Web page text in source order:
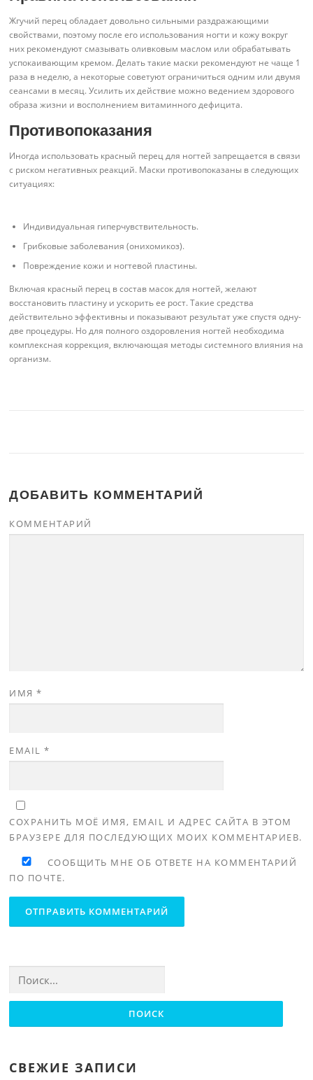
Жгучий перец обладает довольно сильными раздражающими
свойствами, поэтому после его использования ногти и кожу вокруг
них рекомендуют смазывать оливковым маслом или обрабатывать
успокаивающим кремом. Делать такие маски рекомендуют не чаще 1
раза в неделю, а некоторые советуют ограничиться одним или двумя
сеансами в месяц. Усилить их действие можно ведением здорового
образа жизни и восполнением витаминного дефицита.
Противопоказания
Иногда использовать красный перец для ногтей запрещается в связи
с риском негативных реакций. Маски противопоказаны в следующих
ситуациях:
Индивидуальная гиперчувствительность.
Грибковые заболевания (онихомикоз).
Повреждение кожи и ногтевой пластины.
Включая красный перец в состав масок для ногтей, желают
восстановить пластину и ускорить ее рост. Такие средства
действительно эффективны и показывают результат уже спустя одну-
две процедуры. Но для полного оздоровления ногтей необходима
комплексная коррекция, включающая методы системного влияния на
организм.
ДОБАВИТЬ КОММЕНТАРИЙ
КОММЕНТАРИЙ
ИМЯ*
EMAIL*
СОХРАНИТЬ МОЁ ИМЯ, EMAIL И АДРЕС САЙТА В ЭТОМ
БРАУЗЕРЕ ДЛЯ ПОСЛЕДУЮЩИХ МОИХ КОММЕНТАРИЕВ.
СООБЩИТЬ МНЕ ОБ ОТВЕТЕ НА КОММЕНТАРИЙ
ПО ПОЧТЕ.
СВЕЖИЕ ЗАПИСИ